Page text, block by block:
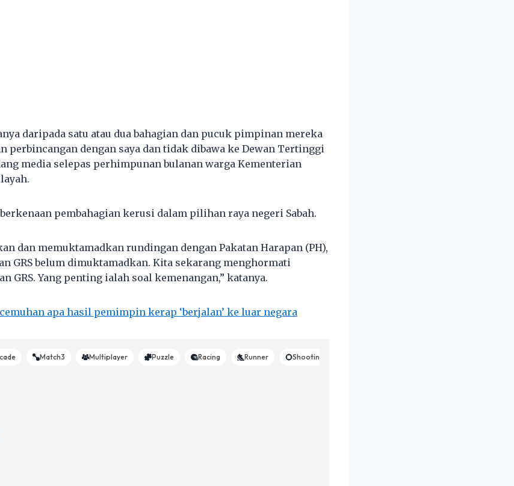
daripada satu atau dua bahagian dan pucuk pimpinan mereka
perbincangan dengan saya dan tidak dibawa ke Dewan Tertinggi
media selepas perhimpunan bulanan warga Kementerian
pembahagian kerusi dalam pilihan raya negeri Sabah.
dan memuktamadkan rundingan dengan Pakatan Harapan (PH),
GRS belum dimuktamadkan. Kita sekarang menghormati
GRS. Yang penting ialah soal kemenangan,” katanya.
apa hasil pemimpin kerap ‘berjalan’ ke luar negara